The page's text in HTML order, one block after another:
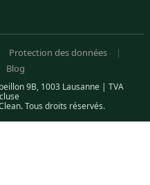
Protection des données
|
Blog
9B, 1003 Lausanne | TVA
Tous droits réservés.